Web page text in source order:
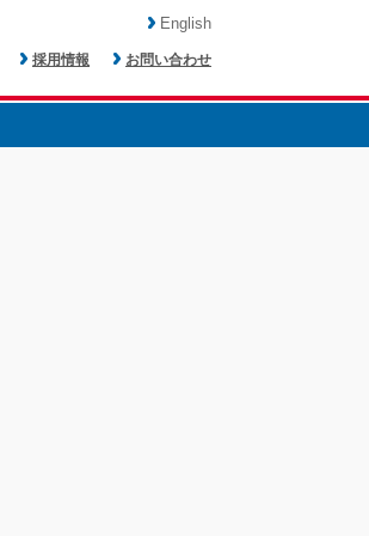
採用情報 お問い合わせ
English